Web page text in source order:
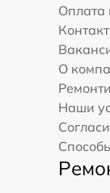
Оплата
О
Наши